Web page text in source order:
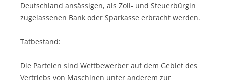
Deutschland ansässigen, als Zoll- und Steuerbürgin
zugelassenen Bank oder Sparkasse erbracht werden.
Tatbestand:
Die Parteien sind Wettbewerber auf dem Gebiet des
Vertriebs von Maschinen unter anderem zur